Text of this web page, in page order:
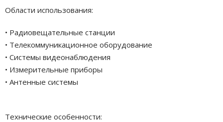
Области использования:
• Радиовещательные станции
• Телекоммуникационное оборудование
• Системы видеонаблюдения
• Измерительные приборы
• Антенные системы
Технические особенности: